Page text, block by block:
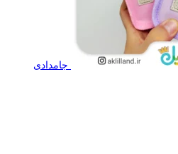
جامدادی